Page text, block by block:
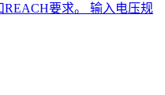
REACH要求。 输入电压规